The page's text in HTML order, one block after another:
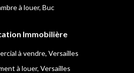
à louer, Buc
Immobilière
à vendre, Versailles
à louer, Versailles